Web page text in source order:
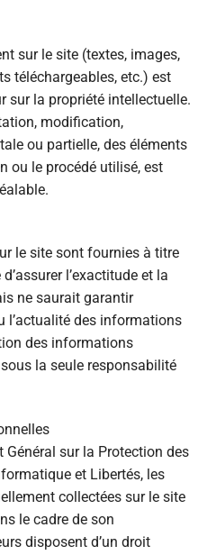
sur le site (textes, images,
téléchargeables, etc.) est
sur la propriété intellectuelle.
modification,
ou partielle, des éléments
ou le procédé utilisé, est
le site sont fournies à titre
l’exactitude et la
ne saurait garantir
l’actualité des informations
des informations
la seule responsabilité
sur la Protection des
et Libertés, les
collectées sur le site
le cadre de son
disposent d’un droit